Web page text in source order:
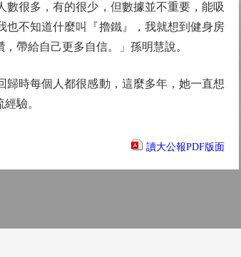
很多，有的很少，但數據並不重要，能吸
不知道什麼叫『擼鐵』，我就想到健身房
帶給自己更多自信。」孫明慧說。
時每個人都很感動，這麼多年，她一直想
驗。
讀大公報PDF版面